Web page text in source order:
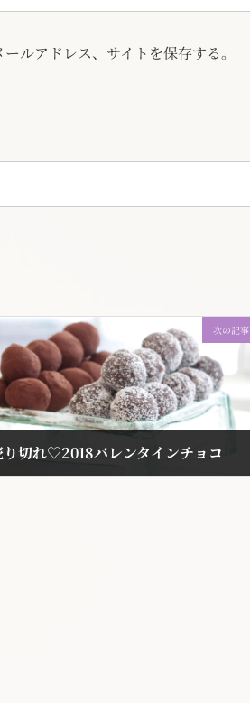
ルアドレス、サイトを保存する。
次の記事
切れ♡2018バレンタインチョコ